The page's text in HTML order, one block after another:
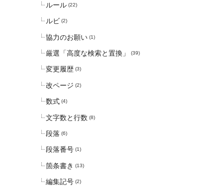
ルール (22)
ルビ (2)
協力のお願い (1)
厳選「高度な検索と置換」 (39)
変更履歴 (3)
改ページ (2)
数式 (4)
文字数と行数 (8)
段落 (6)
段落番号 (1)
箇条書き (13)
編集記号 (2)